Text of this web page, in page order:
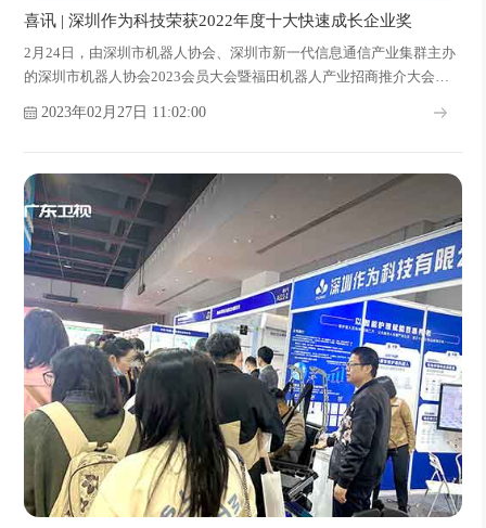
喜讯 | 深圳作为科技荣获2022年度十大快速成长企业奖
2月24日，由深圳市机器人协会、深圳市新一代信息通信产业集群主办
的深圳市机器人协会2023会员大会暨福田机器人产业招商推介大会在
深圳机器人十大快速成长企业奖。
2023年02月27日 11:02:00